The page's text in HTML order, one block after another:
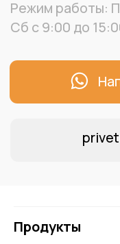
Продукты